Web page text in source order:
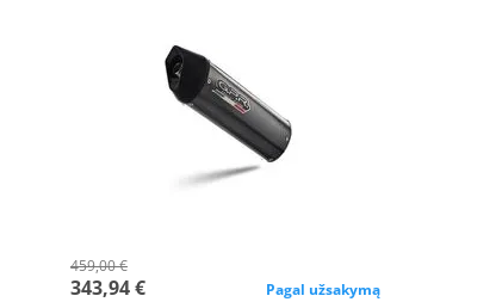
459,00 €
343,94 € Pagal užsakymą